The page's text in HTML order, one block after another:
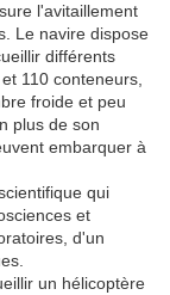
l'avitaillement
Le navire dispose
différents
110 conteneurs,
froide et peu
plus de son
embarquer à
qui
et
d'un
un hélicoptère